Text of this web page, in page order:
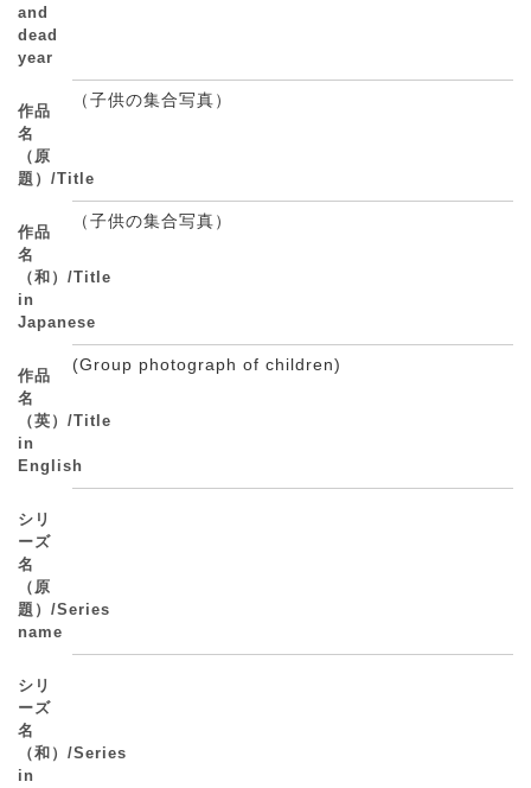
and
dead
year
作品
名
（原
題）/Title
（子供の集合写真）
作品
名
（和）/Title
in
Japanese
（子供の集合写真）
作品
名
（英）/Title
in
English
(Group photograph of children)
シリ
ーズ
名
（原
題）/Series
name
シリ
ーズ
名
（和）/Series
in